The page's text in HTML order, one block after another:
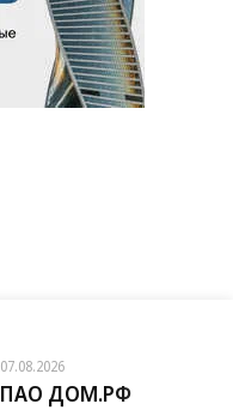
07.08.2026
ПАО ДОМ.РФ